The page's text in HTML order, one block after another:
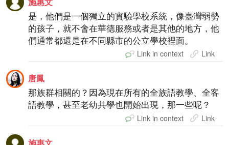
是，他們是一個獨立的實驗學校系統，像臺灣弱勢
的孩子，就不會在華德服務或者是其他的地方，他
們通常都還是在不同縣市的公立學校裡面。
Link in context Link
唐鳳
那族群相關的？因為現在所有的全族語教學、全客
語教學，甚至老幼共學也開始出現，那一些呢？
Link in context Link
施惠文